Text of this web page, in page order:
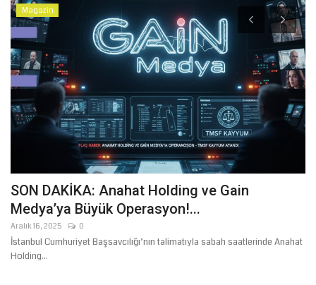
Magazin
SON DAKİKA: Anahat Holding ve Gain
Medya’ya Büyük Operasyon!...
Aralık 16, 2025 0
İstanbul Cumhuriyet Başsavcılığı’nın talimatıyla sabah saatlerinde Anahat
Holding...